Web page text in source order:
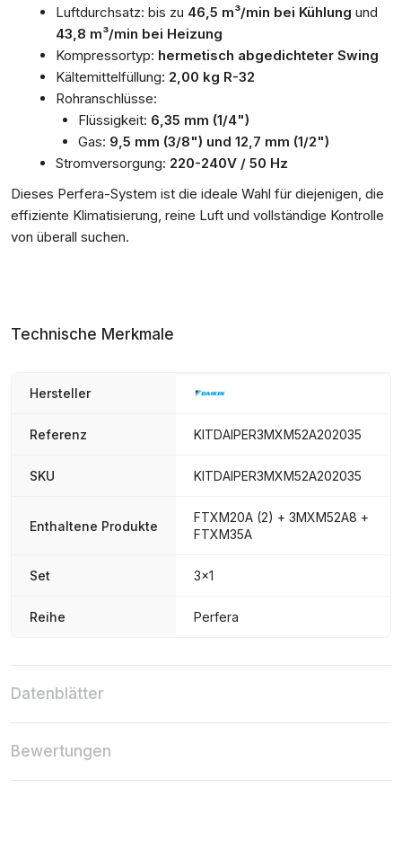
Luftdurchsatz: bis zu 46,5 m³/min bei Kühlung und
43,8 m³/min bei Heizung
Kompressortyp: hermetisch abgedichteter Swing
Kältemittelfüllung: 2,00 kg R-32
Rohranschlüsse:
Flüssigkeit: 6,35 mm (1/4")
Gas: 9,5 mm (3/8") und 12,7 mm (1/2")
Stromversorgung: 220-240V / 50 Hz
Dieses Perfera-System ist die ideale Wahl für diejenigen, die
effiziente Klimatisierung, reine Luft und vollständige Kontrolle
von überall suchen.
Technische Merkmale
Hersteller
Referenz KITDAIPER3MXM52A202035
SKU KITDAIPER3MXM52A202035
Enthaltene Produkte
FTXM20A (2) + 3MXM52A8 +
FTXM35A
Set 3x1
Reihe Perfera
Datenblätter
Bewertungen